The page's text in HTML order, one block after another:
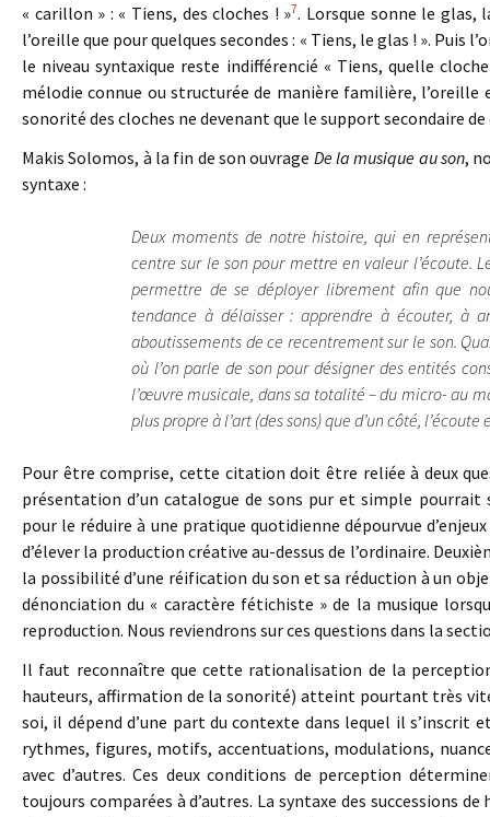
« carillon » : « Tiens, des cloches ! »7. Lorsque sonne le glas,
l’oreille que pour quelques secondes : « Tiens, le glas ! ».
le niveau syntaxique reste indifférencié « Tiens, quelle
mélodie connue ou structurée de manière familière,
sonorité des cloches ne devenant que le support secondaire
Makis Solomos, à la fin de son ouvrage De la musique au son,
syntaxe :
Deux moments de notre histoire, qui en
centre sur le son pour mettre en valeur l’écoute.
permettre de se déployer librement afin que
tendance à délaisser : apprendre à écouter, à
aboutissements de ce recentrement sur le son.
où l’on parle de son pour désigner des entités
l’œuvre musicale, dans sa totalité – du micro- au
plus propre à l’art (des sons) que d’un côté,
Pour être comprise, cette citation doit être reliée à deux
présentation d’un catalogue de sons pur et simple
pour le réduire à une pratique quotidienne dépourvue
d’élever la production créative au-dessus de l’ordinaire.
la possibilité d’une réification du son et sa réduction à un
dénonciation du « caractère fétichiste » de la musique
reproduction. Nous reviendrons sur ces questions dans la
Il faut reconnaître que cette rationalisation de la
hauteurs, affirmation de la sonorité) atteint pourtant très
soi, il dépend d’une part du contexte dans lequel il s’inscrit
rythmes, figures, motifs, accentuations, modulations,
avec d’autres. Ces deux conditions de perception
toujours comparées à d’autres. La syntaxe des successions